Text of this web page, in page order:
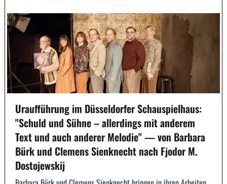
Uraufführung im Düsseldorfer Schauspielhaus:
"Schuld und Sühne – allerdings mit anderem
Text und auch anderer Melodie" — von Barbara
Bürk und Clemens Sienknecht nach Fjodor M.
Dostojewskij